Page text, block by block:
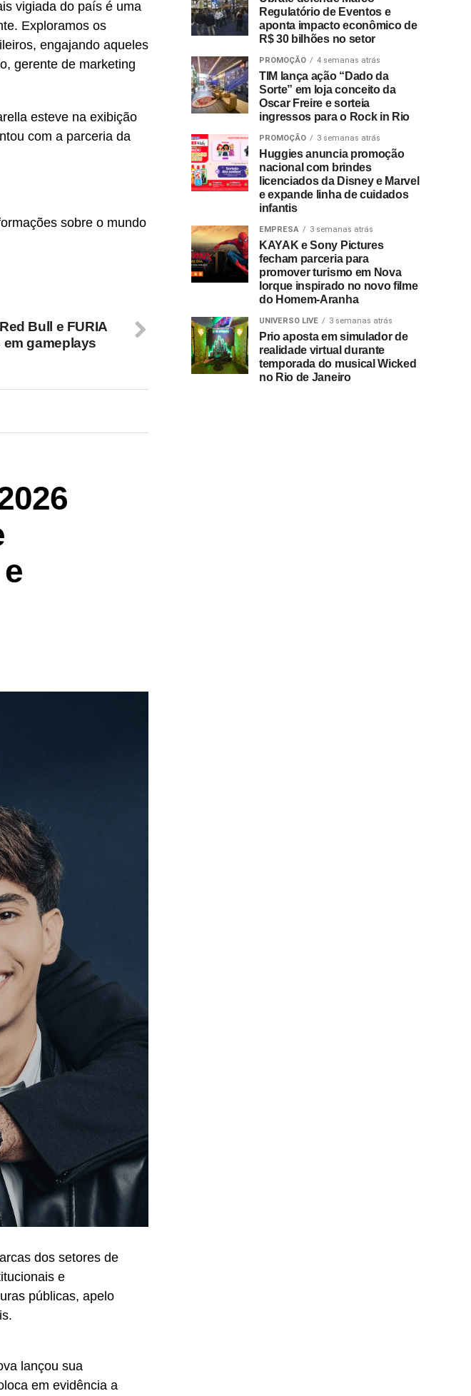
vigiada do país é uma
Exploramos os
engajando aqueles
gerente de marketing
esteve na exibição
com a parceria da
sobre o mundo
Bull e FURIA
em gameplays
dos setores de
e
públicas, apelo
lançou sua
em evidência a
Regulatório de Eventos e
aponta impacto econômico de
R$ 30 bilhões no setor
PROMOÇÃO 4 semanas atrás
TIM lança ação “Dado da
Sorte” em loja conceito da
Oscar Freire e sorteia
ingressos para o Rock in Rio
PROMOÇÃO 3 semanas atrás
Huggies anuncia promoção
nacional com brindes
licenciados da Disney e Marvel
e expande linha de cuidados
infantis
EMPRESA 3 semanas atrás
KAYAK e Sony Pictures
fecham parceria para
promover turismo em Nova
Iorque inspirado no novo filme
do Homem-Aranha
UNIVERSO LIVE 3 semanas atrás
Prio aposta em simulador de
realidade virtual durante
temporada do musical Wicked
no Rio de Janeiro